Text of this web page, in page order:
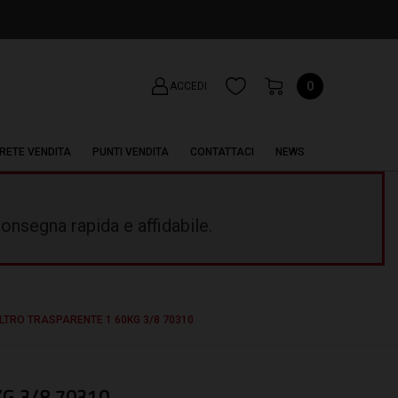
ACCEDI 0
RETE VENDITA PUNTI VENDITA CONTATTACI NEWS
rapida e affidabile.
TRASPARENTE 1 60KG 3/8 70310